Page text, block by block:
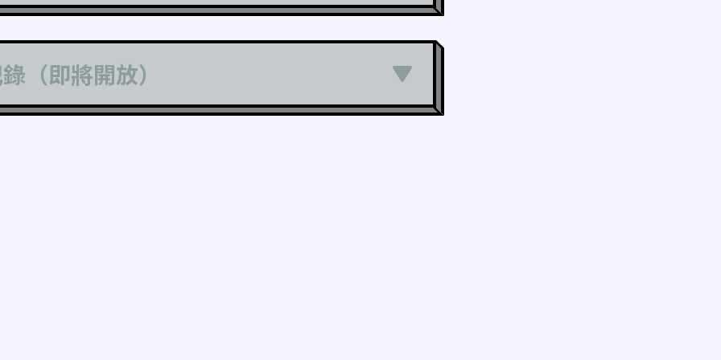
（即將開放）